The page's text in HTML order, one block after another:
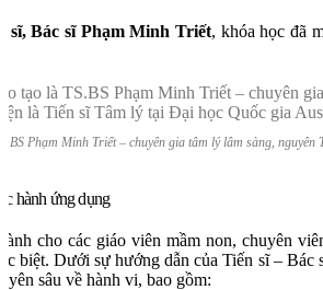
sĩ, Bác sĩ Phạm Minh Triết, khóa học đã
Phạm Minh Triết – chuyên gia tâm lý lâm sàng,
hành ứng dụng
cho các giáo viên mầm non, chuyên
biệt. Dưới sự hướng dẫn của Tiến sĩ – Bác
sâu về hành vi, bao gồm: